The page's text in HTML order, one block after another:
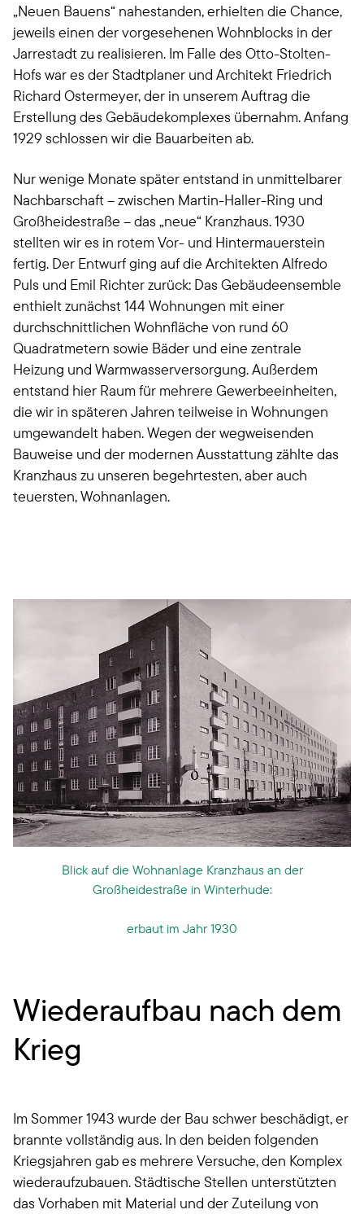
„Neuen Bauens“ nahestanden, erhielten die Chance,
jeweils einen der vorgesehenen Wohnblocks in der
Jarrestadt zu realisieren. Im Falle des Otto-Stolten-
Hofs war es der Stadtplaner und Architekt Friedrich
Richard Ostermeyer, der in unserem Auftrag die
Erstellung des Gebäudekomplexes übernahm. Anfang
1929 schlossen wir die Bauarbeiten ab.
Nur wenige Monate später entstand in unmittelbarer
Nachbarschaft – zwischen Martin-Haller-Ring und
Großheidestraße – das „neue“ Kranzhaus. 1930
stellten wir es in rotem Vor- und Hintermauerstein
fertig. Der Entwurf ging auf die Architekten Alfredo
Puls und Emil Richter zurück: Das Gebäudeensemble
enthielt zunächst 144 Wohnungen mit einer
durchschnittlichen Wohnfläche von rund 60
Quadratmetern sowie Bäder und eine zentrale
Heizung und Warmwasserversorgung. Außerdem
entstand hier Raum für mehrere Gewerbeeinheiten,
die wir in späteren Jahren teilweise in Wohnungen
umgewandelt haben. Wegen der wegweisenden
Bauweise und der modernen Ausstattung zählte das
Kranzhaus zu unseren begehrtesten, aber auch
teuersten, Wohnanlagen.
Blick auf die Wohnanlage Kranzhaus an der
Großheidestraße in Winterhude:
erbaut im Jahr 1930
Wiederaufbau nach dem
Krieg
Im Sommer 1943 wurde der Bau schwer beschädigt, er
brannte vollständig aus. In den beiden folgenden
Kriegsjahren gab es mehrere Versuche, den Komplex
wiederaufzubauen. Städtische Stellen unterstützten
das Vorhaben mit Material und der Zuteilung von